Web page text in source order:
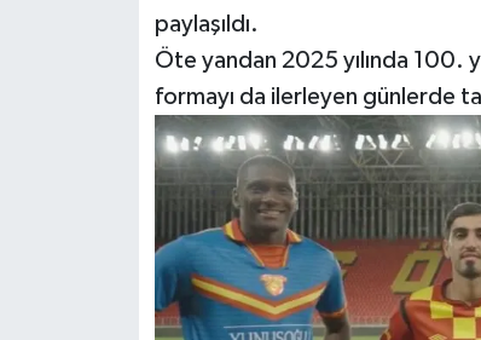
paylaşıldı.
Öte yandan 2025 yılında 100.
formayı da ilerleyen günlerde